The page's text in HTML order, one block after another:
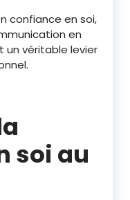
confiance en soi,
en
un véritable levier
soi au